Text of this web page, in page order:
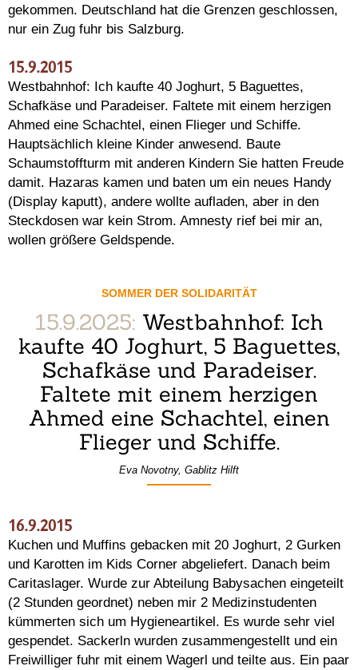
gekommen. Deutschland hat die Grenzen geschlossen,
nur ein Zug fuhr bis Salzburg.
15.9.2015
Westbahnhof: Ich kaufte 40 Joghurt, 5 Baguettes,
Schafkäse und Paradeiser. Faltete mit einem herzigen
Ahmed eine Schachtel, einen Flieger und Schiffe.
Hauptsächlich kleine Kinder anwesend. Baute
Schaumstoffturm mit anderen Kindern Sie hatten Freude
damit. Hazaras kamen und baten um ein neues Handy
(Display kaputt), andere wollte aufladen, aber in den
Steckdosen war kein Strom. Amnesty rief bei mir an,
wollen größere Geldspende.
SOMMER DER SOLIDARITÄT
15.9.2025: Westbahnhof: Ich
kaufte 40 Joghurt, 5 Baguettes,
Schafkäse und Paradeiser.
Faltete mit einem herzigen
Ahmed eine Schachtel, einen
Flieger und Schiffe.
Eva Novotny, Gablitz Hilft
16.9.2015
Kuchen und Muffins gebacken mit 20 Joghurt, 2 Gurken
und Karotten im Kids Corner abgeliefert. Danach beim
Caritaslager. Wurde zur Abteilung Babysachen eingeteilt
(2 Stunden geordnet) neben mir 2 Medizinstudenten
kümmerten sich um Hygieneartikel. Es wurde sehr viel
gespendet. Sackerln wurden zusammengestellt und ein
Freiwilliger fuhr mit einem Wagerl und teilte aus. Ein paar